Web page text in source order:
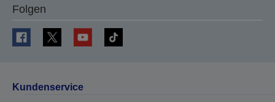
Folgen
Kundenservice